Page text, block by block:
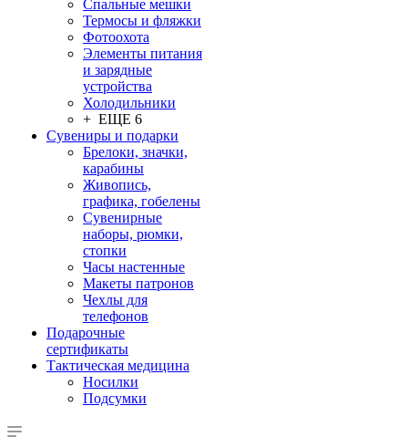
Спальные мешки
Термосы и фляжки
Фотоохота
Элементы питания
и зарядные
устройства
Холодильники
+ ЕЩЕ 6
Сувениры и подарки
Брелоки, значки,
карабины
Живопись,
графика, гобелены
Сувенирные
наборы, рюмки,
стопки
Часы настенные
Макеты патронов
Чехлы для
телефонов
Подарочные
сертификаты
Тактическая медицина
Носилки
Подсумки